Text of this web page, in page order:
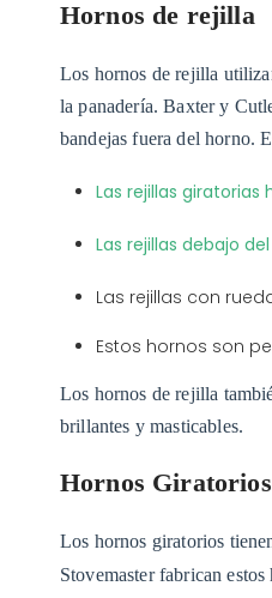
Hornos de rejilla
Los hornos de rejilla
la panadería. Baxter y
bandejas fuera del horno.
Las rejillas
Las rejillas debajo
Las rejillas con
Estos hornos son
Los hornos de rejilla
brillantes y masticables.
Hornos Giratorios
Los hornos giratorios
Stovemaster fabrican